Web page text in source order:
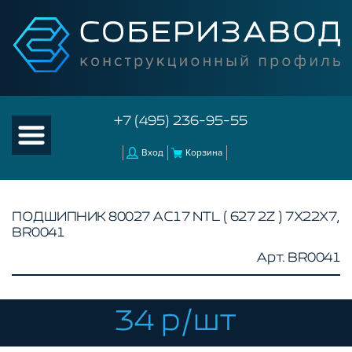
+7 (495) 236-95-55
Вход Корзина
КОНСТРУКЦИОННЫЙ ПРОФИЛЬ
КОМПЛЕКТУЮЩИЕ К ЧПУ
АКСЕССУАРЫ ДЛЯ V-ПАЗА
ПОДШИПНИК 80027 АС17 NTL ( 627 2Z ) 7Х22Х7,
BR0041
Арт. BR0041
34 р/шт